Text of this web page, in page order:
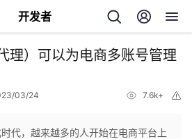
开发者
理）可以为电商多账号管理
03/24 7.6k+
时代，越来越多的人开始在电商平台上